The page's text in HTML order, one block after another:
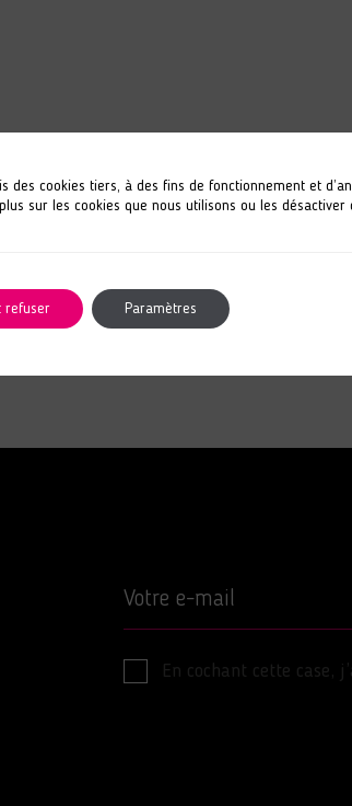
Votre e-mail
En cochant cette case,
des cookies tiers, à des fins de fonctionnement et
sur les cookies que nous utilisons ou les désactiver
refuser Paramètres